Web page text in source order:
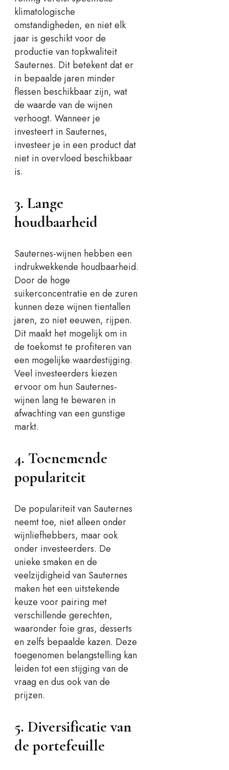
klimatologische
omstandigheden, en niet elk
jaar is geschikt voor de
productie van topkwaliteit
Sauternes. Dit betekent dat er
in bepaalde jaren minder
flessen beschikbaar zijn, wat
de waarde van de wijnen
verhoogt. Wanneer je
investeert in Sauternes,
investeer je in een product dat
niet in overvloed beschikbaar
is.
3. Lange
houdbaarheid
Sauternes-wijnen hebben een
indrukwekkende houdbaarheid.
Door de hoge
suikerconcentratie en de zuren
kunnen deze wijnen tientallen
jaren, zo niet eeuwen, rijpen.
Dit maakt het mogelijk om in
de toekomst te profiteren van
een mogelijke waardestijging.
Veel investeerders kiezen
ervoor om hun Sauternes-
wijnen lang te bewaren in
afwachting van een gunstige
markt.
4. Toenemende
populariteit
De populariteit van Sauternes
neemt toe, niet alleen onder
wijnliefhebbers, maar ook
onder investeerders. De
unieke smaken en de
veelzijdigheid van Sauternes
maken het een uitstekende
keuze voor pairing met
verschillende gerechten,
waaronder foie gras, desserts
en zelfs bepaalde kazen. Deze
toegenomen belangstelling kan
leiden tot een stijging van de
vraag en dus ook van de
prijzen.
5. Diversificatie van
de portefeuille